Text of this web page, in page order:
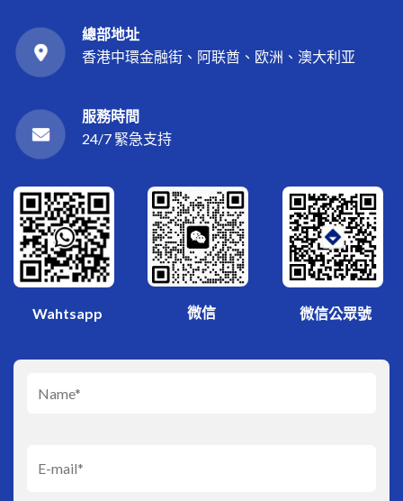
總部地址
香港中環金融街、阿联酋、欧洲、澳大利亚
服務時間
24/7 緊急支持
Wahtsapp 微信 微信公眾號